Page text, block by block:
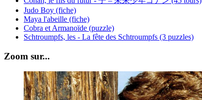
Judo Boy (fiche)
Maya l'abeille (fiche)
Cobra et Armanoïde (puzzle)
Schtroumpfs, les - La fête des Schtroumpfs (3 puzzles)
Zoom sur...